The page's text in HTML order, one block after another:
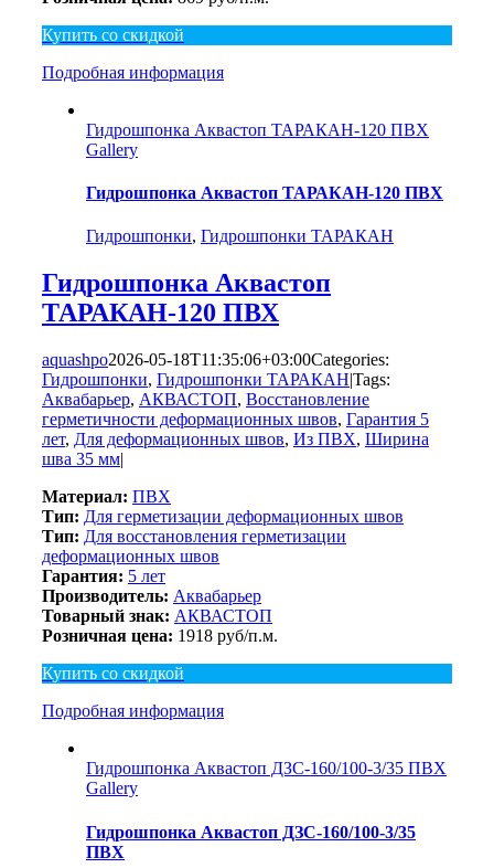
Купить со скидкой
Подробная информация
Гидрошпонка Аквастоп ТАРАКАН-120 ПВХ
Gallery
Гидрошпонка Аквастоп ТАРАКАН-120 ПВХ
Гидрошпонки, Гидрошпонки ТАРАКАН
Гидрошпонка Аквастоп
ТАРАКАН-120 ПВХ
aquashpo2026-05-18T11:35:06+03:00Categories:
Гидрошпонки, Гидрошпонки ТАРАКАН|Tags:
Аквабарьер, АКВАСТОП, Восстановление
герметичности деформационных швов, Гарантия 5
лет, Для деформационных швов, Из ПВХ, Ширина
шва 35 мм|
Материал: ПВХ
Тип: Для герметизации деформационных швов
Тип: Для восстановления герметизации
деформационных швов
Гарантия: 5 лет
Производитель: Аквабарьер
Товарный знак: АКВАСТОП
Розничная цена: 1918 руб/п.м.
Купить со скидкой
Подробная информация
Гидрошпонка Аквастоп ДЗС-160/100-3/35 ПВХ
Gallery
Гидрошпонка Аквастоп ДЗС-160/100-3/35
ПВХ